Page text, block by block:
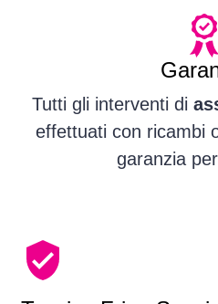
Tutti gli interventi di
effettuati con ricambi
garanzia